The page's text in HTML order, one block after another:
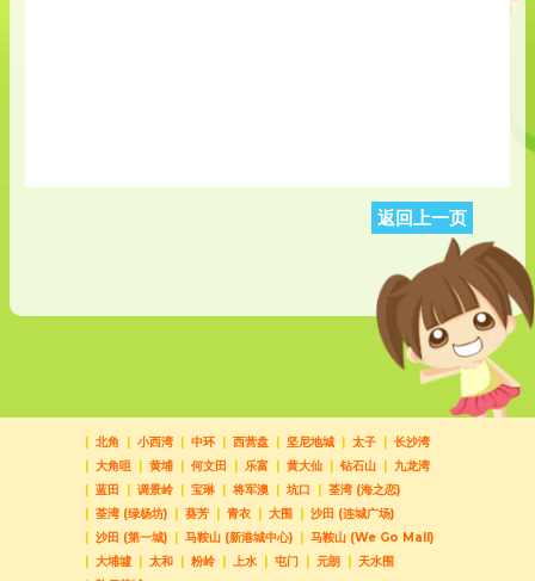
返回上一页
北角 小西湾 中环 西营盘 坚尼地城 太子
长沙湾
大角咀
黄埔 何文田 乐富 黄大仙 钻石山
九龙湾
蓝田
调景岭 宝琳 将军澳 坑口
荃湾 (海之恋)
荃湾 (绿杨坊)
葵芳 青衣 大围
沙田 (连城广场)
沙田 (第一城)
马鞍山 (新港城中心)
马鞍山 (We Go Mall)
大埔墟
太和 粉岭 上水 屯门 元朗
天水围